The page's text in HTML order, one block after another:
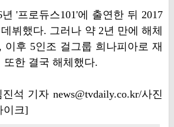
'프로듀스101'에 출연한 뒤 2017
뷔했다. 그러나 약 2년 만에 해체
이후 5인조 걸그룹 희나피아로 재
또한 결국 해체했다.
석 기자 news@tvdaily.co.kr/사진
이크]